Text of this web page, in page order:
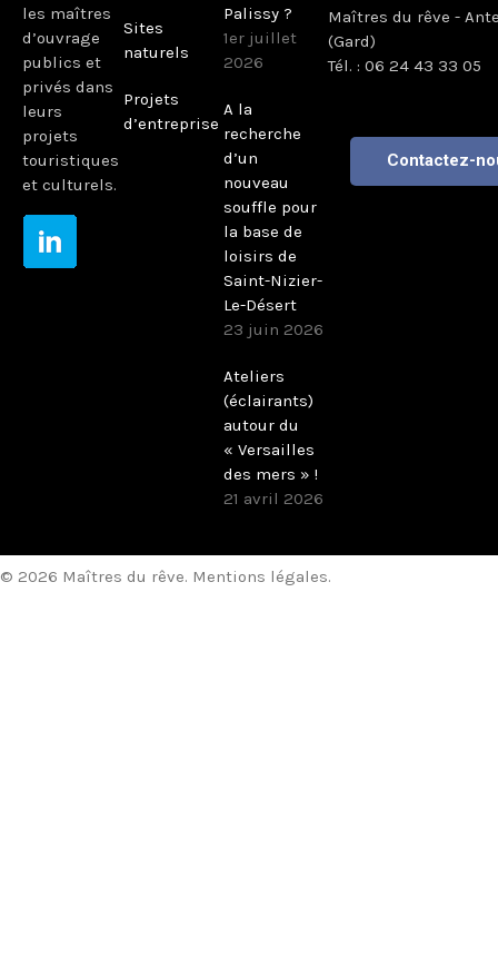
les maîtres
d’ouvrage
publics et
privés dans
leurs
projets
touristiques
et culturels.
Sites
naturels
Projets
d’entreprise
Palissy ?
1er juillet
2026
A la
recherche
d’un
nouveau
souffle pour
la base de
loisirs de
Saint-Nizier-
Le-Désert
23 juin 2026
Ateliers
(éclairants)
autour du
« Versailles
des mers » !
21 avril 2026
Maîtres du rêve -
(Gard)
Tél. : 06 24 43 33 05
Contactez-
© 2026 Maîtres du rêve. Mentions légales.